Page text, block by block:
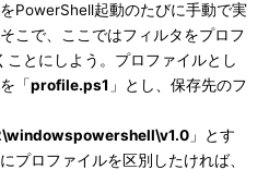
PowerShell起動のたびに手動で実
こで、ここではフィルタをプロフ
ことにしよう。プロファイルとし
「profile.ps1 」とし、保存先のフ
」とす
プロファイルを区別したければ、